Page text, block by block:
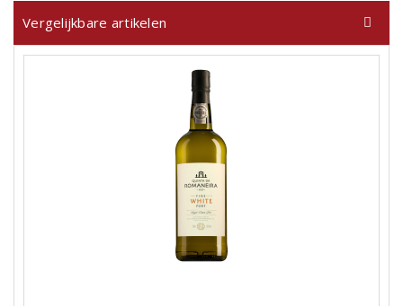
Vergelijkbare artikelen